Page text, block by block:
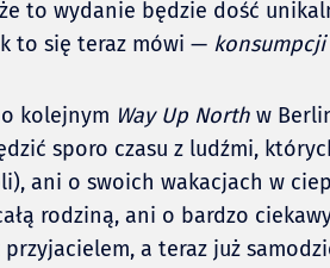
to wydanie będzie dość
to się teraz mówi —
kolejnym Way Up North w
sporo czasu z ludźmi,
ani o swoich wakacjach w
rodziną, ani o bardzo
a teraz już